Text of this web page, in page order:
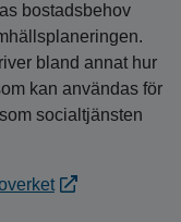
bostadsbehov
bland annat hur
kan användas för
socialtjänsten